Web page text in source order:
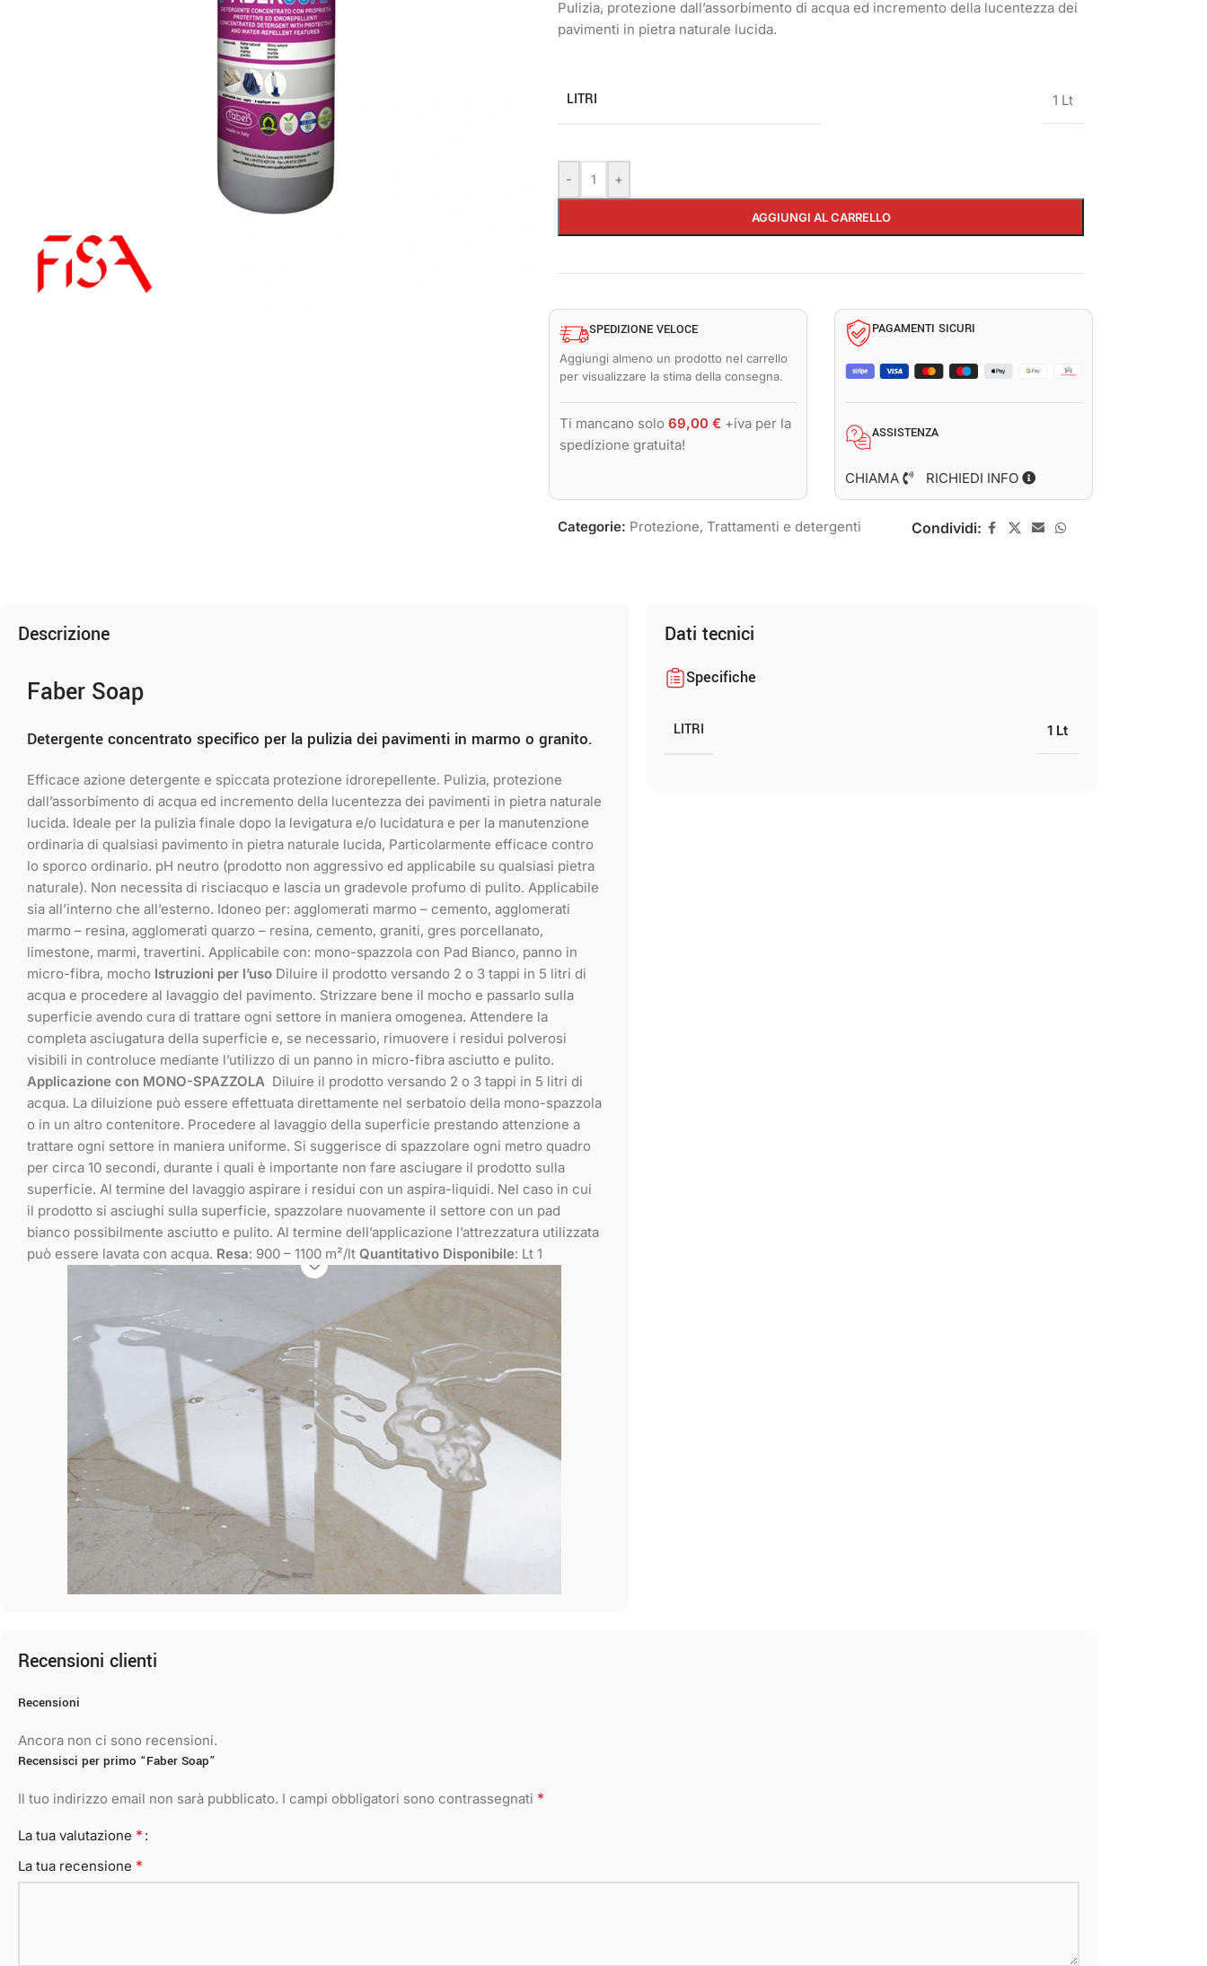
Pulizia, protezione dall’assorbimento di acqua ed incremento della lucentezza dei
pavimenti in pietra naturale lucida.
LITRI 1 Lt
- +
AGGIUNGI AL CARRELLO
SPEDIZIONE VELOCE
Aggiungi almeno un prodotto nel carrello
per visualizzare la stima della consegna.
Ti mancano solo 69,00 € +iva per la
spedizione gratuita!
PAGAMENTI SICURI
ASSISTENZA
CHIAMA RICHIEDI INFO
Categorie: Protezione, Trattamenti e detergenti Condividi:
Descrizione
Faber Soap
Detergente concentrato specifico per la pulizia dei pavimenti in marmo o granito.
Efficace azione detergente e spiccata protezione idrorepellente. Pulizia, protezione
dall’assorbimento di acqua ed incremento della lucentezza dei pavimenti in pietra naturale
lucida. Ideale per la pulizia finale dopo la levigatura e/o lucidatura e per la manutenzione
ordinaria di qualsiasi pavimento in pietra naturale lucida, Particolarmente efficace contro
lo sporco ordinario. pH neutro (prodotto non aggressivo ed applicabile su qualsiasi pietra
naturale). Non necessita di risciacquo e lascia un gradevole profumo di pulito. Applicabile
sia all’interno che all’esterno. Idoneo per: agglomerati marmo – cemento, agglomerati
marmo – resina, agglomerati quarzo – resina, cemento, graniti, gres porcellanato,
limestone, marmi, travertini. Applicabile con: mono-spazzola con Pad Bianco, panno in
micro-fibra, mocho Istruzioni per l’uso Diluire il prodotto versando 2 o 3 tappi in 5 litri di
acqua e procedere al lavaggio del pavimento. Strizzare bene il mocho e passarlo sulla
superficie avendo cura di trattare ogni settore in maniera omogenea. Attendere la
completa asciugatura della superficie e, se necessario, rimuovere i residui polverosi
visibili in controluce mediante l’utilizzo di un panno in micro-fibra asciutto e pulito.
Applicazione con MONO-SPAZZOLA Diluire il prodotto versando 2 o 3 tappi in 5 litri di
acqua. La diluizione può essere effettuata direttamente nel serbatoio della mono-spazzola
o in un altro contenitore. Procedere al lavaggio della superficie prestando attenzione a
trattare ogni settore in maniera uniforme. Si suggerisce di spazzolare ogni metro quadro
per circa 10 secondi, durante i quali è importante non fare asciugare il prodotto sulla
superficie. Al termine del lavaggio aspirare i residui con un aspira-liquidi. Nel caso in cui
il prodotto si asciughi sulla superficie, spazzolare nuovamente il settore con un pad
bianco possibilmente asciutto e pulito. Al termine dell’applicazione l’attrezzatura utilizzata
può essere lavata con acqua. Resa: 900 – 1100 m²/lt Quantitativo Disponibile: Lt 1
Dati tecnici
Specifiche
LITRI 1 Lt
Recensioni clienti
Recensioni
Ancora non ci sono recensioni.
Recensisci per primo “Faber Soap”
Il tuo indirizzo email non sarà pubblicato. I campi obbligatori sono contrassegnati *
La tua valutazione *
La tua recensione *